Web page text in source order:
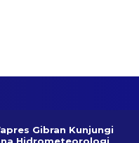
Gibran Kunjungi
Hidrometeorologi